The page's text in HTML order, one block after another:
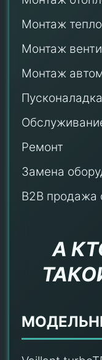
Монтаж
Монтаж
Монтаж
Пусконаладка
Ремонт
Замена
B2B продажа
А